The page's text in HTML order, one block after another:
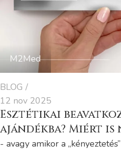
M2Med
BLOG
12 nov 2025
Esztétikai
ajándékba? Miért is
- avagy amikor a